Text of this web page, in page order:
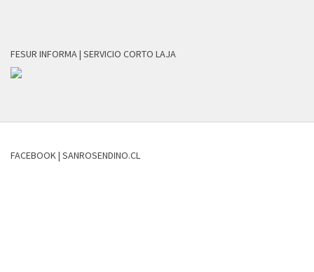
FESUR INFORMA | SERVICIO CORTO LAJA
FACEBOOK | SANROSENDINO.CL